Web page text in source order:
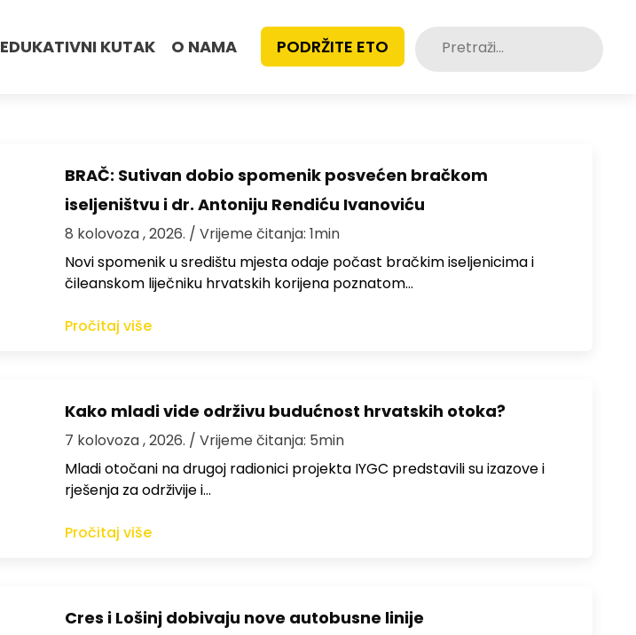
EDUKATIVNI KUTAK O NAMA PODRŽITE ETO Pretraži:
BRAČ: Sutivan dobio spomenik posvećen bračkom
iseljeništvu i dr. Antoniju Rendiću Ivanoviću
8 kolovoza , 2026. / Vrijeme čitanja: 1min
Novi spomenik u središtu mjesta odaje počast bračkim iseljenicima i
čileanskom liječniku hrvatskih korijena poznatom…
Pročitaj više
Kako mladi vide održivu budućnost hrvatskih otoka?
7 kolovoza , 2026. / Vrijeme čitanja: 5min
Mladi otočani na drugoj radionici projekta IYGC predstavili su izazove i
rješenja za održivije i…
Pročitaj više
Cres i Lošinj dobivaju nove autobusne linije